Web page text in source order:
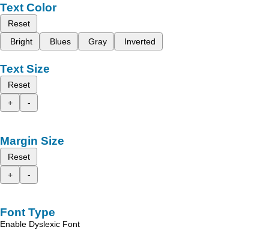
Text Color
Reset
Bright
Blues Gray Inverted
Text Size
Reset
+
-
Margin Size
Reset
+
-
Font Type
Enable Dyslexic Font